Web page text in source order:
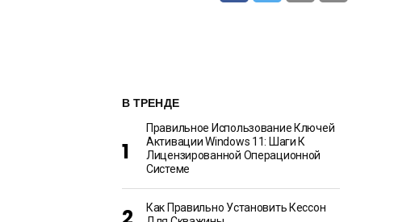
В ТРЕНДЕ
Правильное Использование Ключей
Активации Windows 11: Шаги К
Лицензированной Операционной
Системе
Как Правильно Установить Кессон